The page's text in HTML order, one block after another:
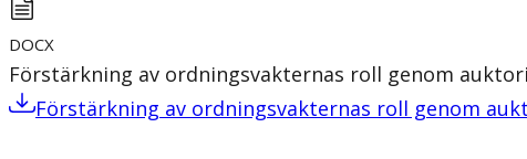
DOCX
Förstärkning av ordningsvakternas roll genom
Förstärkning av ordningsvakternas roll genom